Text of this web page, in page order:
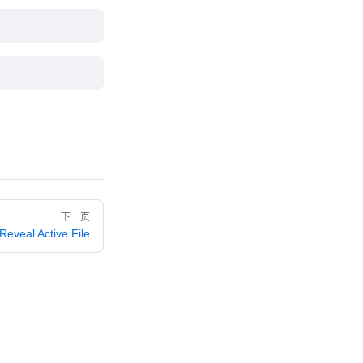
下一页
Reveal Active File